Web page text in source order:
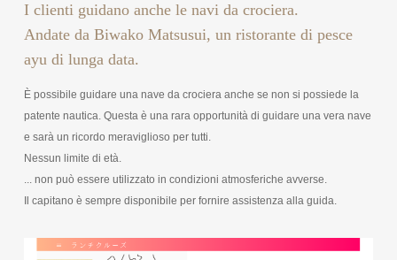
I clienti guidano anche le navi da crociera.
Andate da Biwako Matsusui, un ristorante di pesce
ayu di lunga data.
È possibile guidare una nave da crociera anche se non si possiede la
patente nautica. Questa è una rara opportunità di guidare una vera nave
e sarà un ricordo meraviglioso per tutti.
Nessun limite di età.
... non può essere utilizzato in condizioni atmosferiche avverse.
Il capitano è sempre disponibile per fornire assistenza alla guida.